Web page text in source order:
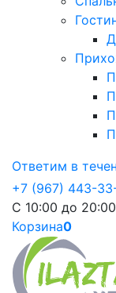
Ответим в
+7 (967) 443-
С 10:00 до
Корзина0